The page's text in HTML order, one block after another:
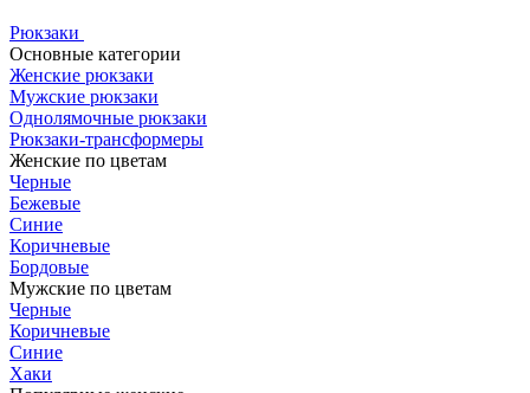
Рюкзаки
Основные категории
Женские рюкзаки
Мужские рюкзаки
Однолямочные рюкзаки
Рюкзаки-трансформеры
Женские по цветам
Черные
Бежевые
Синие
Коричневые
Бордовые
Мужские по цветам
Черные
Коричневые
Синие
Хаки